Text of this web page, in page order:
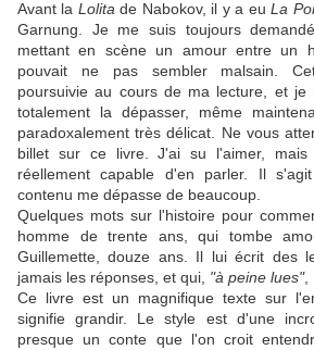
Avant la Lolita de Nabokov, il y a euLa
Garnung. Je me suis toujours
mettant en scène un amour entre un
pouvait ne pas sembler malsain.
poursuivie au cours de ma lecture, et je
totalement la dépasser, même
paradoxalement très délicat. Ne vous
billet sur ce livre. J'ai su l'aimer,
réellement capable d'en parler. Il
contenu me dépasse de beaucoup.
Quelques mots sur l'histoire pour
homme de trente ans, qui tombe
Guillemette, douze ans. Il lui écrit des
jamais les réponses, et qui, "à peine lues",
Ce livre est un magnifique texte sur
signifie grandir. Le style est d'une
presque un conte que l'on croit